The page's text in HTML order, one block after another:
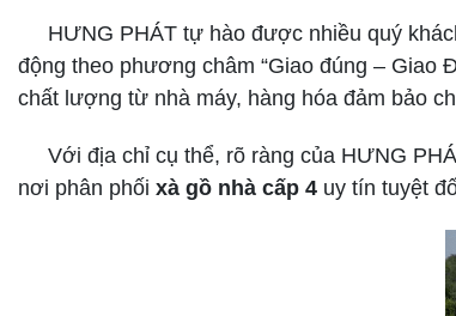
HƯNG PHÁT tự hào được nhiều quý
động theo phương châm “Giao đúng – Giao
chất lượng từ nhà máy, hàng hóa đảm bảo
Với địa chỉ cụ thể, rõ ràng của HƯNG
nơi phân phối xà gồ nhà cấp 4 uy tín tuyệt